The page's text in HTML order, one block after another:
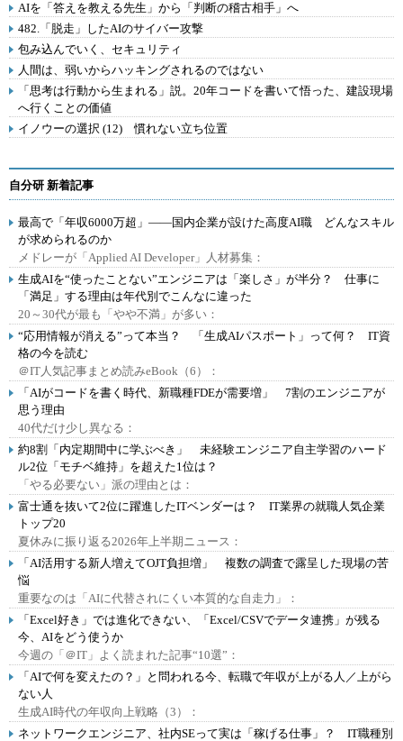
AIを「答えを教える先生」から「判断の稽古相手」へ
482.「脱走」したAIのサイバー攻撃
包み込んでいく、セキュリティ
人間は、弱いからハッキングされるのではない
「思考は行動から生まれる」説。20年コードを書いて悟った、建設現場
へ行くことの価値
イノウーの選択 (12) 慣れない立ち位置
自分研 新着記事
最高で「年収6000万超」――国内企業が設けた高度AI職 どんなスキル
が求められるのか
メドレーが「Applied AI Developer」人材募集：
生成AIを“使ったことない”エンジニアは「楽しさ」が半分？ 仕事に
「満足」する理由は年代別でこんなに違った
20～30代が最も「やや不満」が多い：
“応用情報が消える”って本当？ 「生成AIパスポート」って何？ IT資
格の今を読む
＠IT人気記事まとめ読みeBook（6）：
「AIがコードを書く時代、新職種FDEが需要増」 7割のエンジニアが
思う理由
40代だけ少し異なる：
約8割「内定期間中に学ぶべき」 未経験エンジニア自主学習のハード
ル2位「モチベ維持」を超えた1位は？
「やる必要ない」派の理由とは：
富士通を抜いて2位に躍進したITベンダーは？ IT業界の就職人気企業
トップ20
夏休みに振り返る2026年上半期ニュース：
「AI活用する新人増えてOJT負担増」 複数の調査で露呈した現場の苦
悩
重要なのは「AIに代替されにくい本質的な自走力」：
「Excel好き」では進化できない、「Excel/CSVでデータ連携」が残る
今、AIをどう使うか
今週の「＠IT」よく読まれた記事“10選”：
「AIで何を変えたの？」と問われる今、転職で年収が上がる人／上がら
ない人
生成AI時代の年収向上戦略（3）：
ネットワークエンジニア、社内SEって実は「稼げる仕事」？ IT職種別